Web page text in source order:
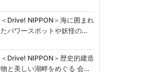
＜Drive! NIPPON＞海に囲まれ
たパワースポットや妖怪の…
＜Drive! NIPPON＞歴史的建造
物と美しい湖畔をめぐる 会…